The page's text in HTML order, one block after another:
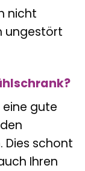
nicht
ungestört
eine gute
Dies schont
Ihren